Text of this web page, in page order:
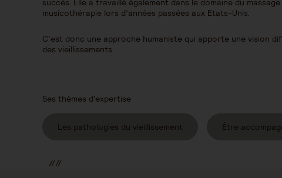
succès. Elle a travaillé également dans le domaine du
musicothérapie lors d’années passées aux Etats-Unis.
C’est donc une approche humaniste qui apporte une vision
des vieillissements.
Ses thèmes d'expertise
Les pathologies du vieillissement Être
////